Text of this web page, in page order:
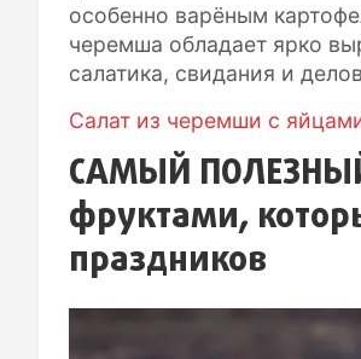
особенно варёным
черемша обладает ярко
салатика, свидания и
Салат из черемши с
САМЫЙ
фруктами,
праздников